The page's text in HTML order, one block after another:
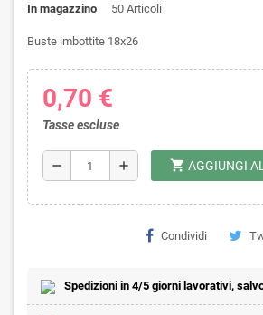
In magazzino
50 Articoli
Buste imbottite 18x26
0,70 €
Tasse escluse
remove add shopping_cart AGGIUNGI
Condividi
Spedizioni in 4/5 giorni lavorativi,